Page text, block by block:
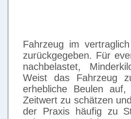
Fahrzeug im
zurückgegeben. Für
nachbelastet,
Weist das Fahrzeug
erhebliche Beulen
Zeitwert zu schätzen
der Praxis häufig zu